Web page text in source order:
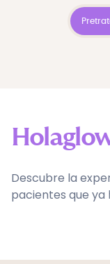
Descubre la
pacientes que ya